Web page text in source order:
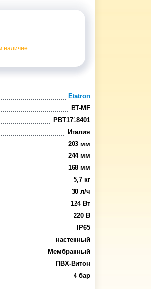
наличие
Etatron
BT-MF
PBT1718401
Италия
203 мм
244 мм
168 мм
5,7 кг
30 л/ч
124 Вт
220 В
IP65
настенный
Мембранный
ПВХ-Витон
4 бар